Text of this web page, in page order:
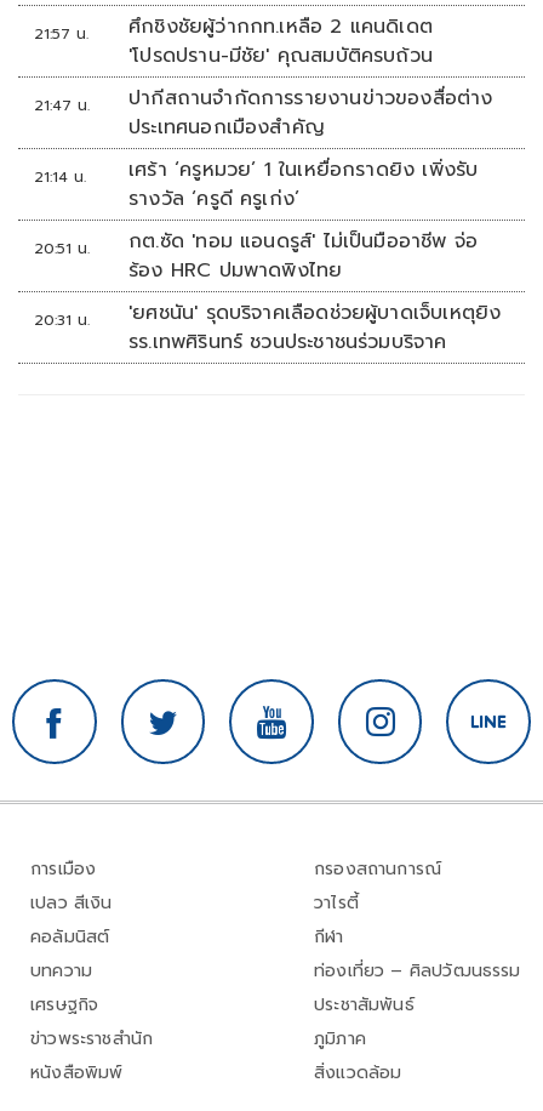
21:57 น.
ศึกชิงชัยผู้ว่ากกท.เหลือ 2 แคนดิเดต
'โปรดปราน-มีชัย' คุณสมบัติครบถ้วน
21:47 น.
ปากีสถานจำกัดการรายงานข่าวของสื่อต่าง
ประเทศนอกเมืองสำคัญ
21:14 น.
เศร้า ‘ครูหมวย’ 1 ในเหยื่อกราดยิง เพิ่งรับ
รางวัล ‘ครูดี ครูเก่ง’
20:51 น.
กต.ซัด 'ทอม แอนดรูส์' ไม่เป็นมืออาชีพ จ่อ
ร้อง HRC ปมพาดพิงไทย
20:31 น.
'ยศชนัน' รุดบริจาคเลือดช่วยผู้บาดเจ็บเหตุยิง
รร.เทพศิรินทร์ ชวนประชาชนร่วมบริจาค
การเมือง
เปลว สีเงิน
คอลัมนิสต์
บทความ
เศรษฐกิจ
ข่าวพระราชสำนัก
หนังสือพิมพ์
กรองสถานการณ์
วาไรตี้
กีฬา
ท่องเที่ยว – ศิลปวัฒนธรรม
ประชาสัมพันธ์
ภูมิภาค
สิ่งแวดล้อม